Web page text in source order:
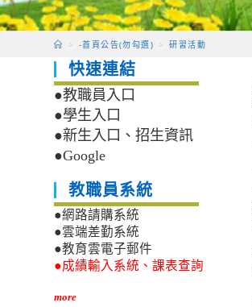
> -首頁公告(勿勾選) > 研習活動
快速連結
●教職員入口
●學生入口
●新生入口、招生資訊
●Google
教職員系統
●網路請購系統
●雲端差勤系統
●教育雲電子郵件
●成績輸入系統、課表查詢
more